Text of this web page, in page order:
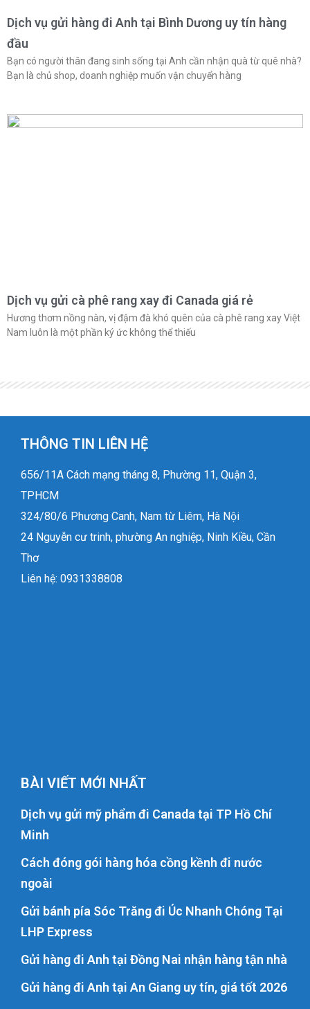
Dịch vụ gửi hàng đi Anh tại Bình Dương uy tín hàng
đầu
Bạn có người thân đang sinh sống tại Anh cần nhận quà từ quê nhà?
Bạn là chủ shop, doanh nghiệp muốn vận chuyển hàng
Dịch vụ gửi cà phê rang xay đi Canada giá rẻ
Hương thơm nồng nàn, vị đậm đà khó quên của cà phê rang xay Việt
Nam luôn là một phần ký ức không thể thiếu
THÔNG TIN LIÊN HỆ
656/11A Cách mạng tháng 8, Phường 11, Quận 3,
TPHCM
324/80/6 Phương Canh, Nam từ Liêm, Hà Nội
24 Nguyễn cư trinh, phường An nghiệp, Ninh Kiều, Cần
Thơ
Liên hệ: 0931338808
BÀI VIẾT MỚI NHẤT
Dịch vụ gửi mỹ phẩm đi Canada tại TP Hồ Chí
Minh
Cách đóng gói hàng hóa cồng kềnh đi nước
ngoài
Gửi bánh pía Sóc Trăng đi Úc Nhanh Chóng Tại
LHP Express
Gửi hàng đi Anh tại Đồng Nai nhận hàng tận nhà
Gửi hàng đi Anh tại An Giang uy tín, giá tốt 2026